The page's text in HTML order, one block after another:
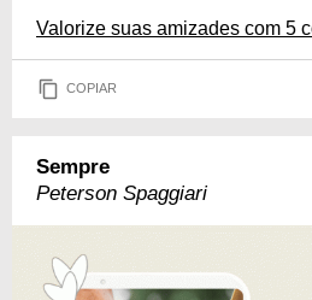
Valorize suas amizades com 5
COPIAR
Sempre
Peterson Spaggiari